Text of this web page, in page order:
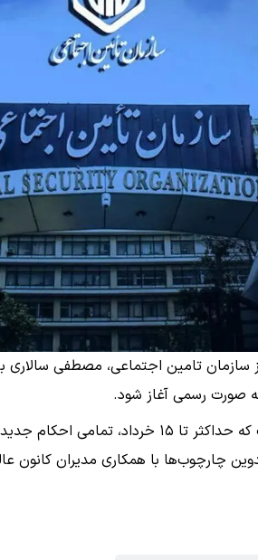
سازمان تامین اجتماعی، مصطفی سالاری
صورت رسمی آغاز شود.
وی افزود: تلاش ما این است که حداکثر تا ۱۵
چارچوب‌ها با همکاری مدیران کانون